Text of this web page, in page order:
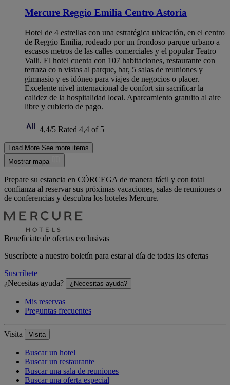
Mercure Reggio Emilia Centro Astoria
Hotel de 4 estrellas con una estratégica ubicación, en el centro
de Reggio Emilia, rodeado por un frondoso parque urbano a
escasos metros de las calles comerciales y el popular Teatro
Valli. El hotel cuenta con 107 habitaciones, restaurante con
terraza co n vistas al parque, bar, 5 salas de reuniones y
gimnasio y es idóneo para viajes de negocios o placer.
Excelente nivel internacional de confort sin sacrificar la
calidez de la hospitalidad local. Aparcamiento gratuito al aire
libre y cubierto de pago.
4,4/5 Rated 4,4 of 5
Load More See more items
Mostrar mapa
Prepare su estancia en CÓRCEGA de manera fácil y con total
confianza al reservar sus próximas vacaciones, salas de reuniones o
de conferencias y descubra los hoteles Mercure.
Benefíciate de ofertas exclusivas
Suscríbete a nuestro boletín para estar al día de todas las ofertas
Suscríbete
¿Necesitas ayuda?
¿Necesitas ayuda?
Mis reservas
Preguntas frecuentes
Visita Visita
Buscar un hotel
Buscar un restaurante
Buscar una sala de reuniones
Buscar una oferta especial